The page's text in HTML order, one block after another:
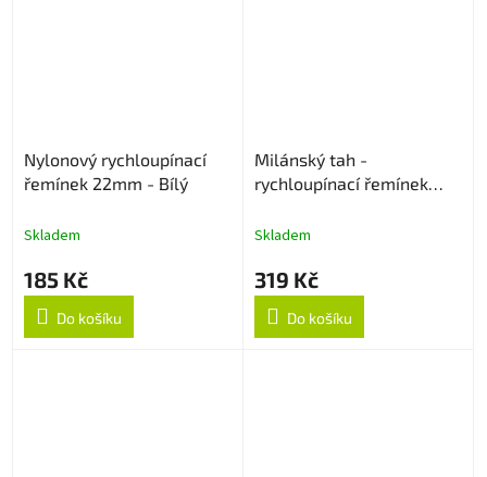
Nylonový rychloupínací
řemínek 22mm - Bílý
Skladem
185 Kč
Do košíku
Milánský tah -
rychloupínací řemínek
Skladem
319 Kč
Do košíku